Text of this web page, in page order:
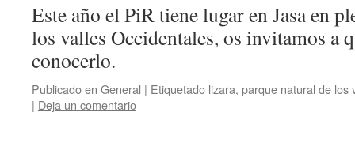
Este año el PiR tiene lugar en Jasa en
los valles Occidentales, os invitamos a
conocerlo.
Publicado en General | Etiquetado lizara, parque natural de los
| Deja un comentario